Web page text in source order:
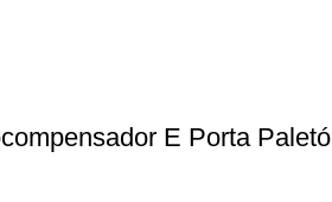
E Porta Paletó